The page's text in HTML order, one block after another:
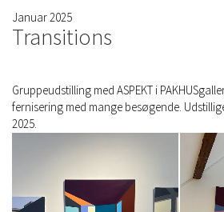
Januar 2025
Transitions
Gruppeudstilling med ASPEKT i
fernisering med mange besøgende.
2025.